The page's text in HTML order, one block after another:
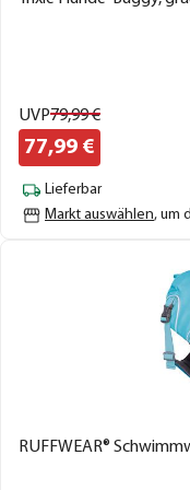
UVP79,99€
77,99 €
Lieferbar
Markt auswählen, um
RUFFWEAR®